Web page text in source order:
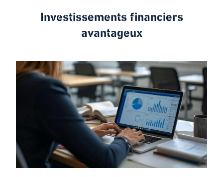
Investissements financiers
avantageux